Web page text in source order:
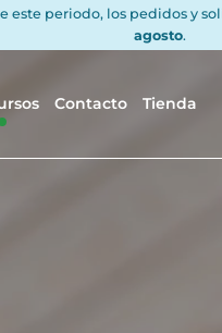
este periodo, los pedidos y
agosto.
Contacto Tienda